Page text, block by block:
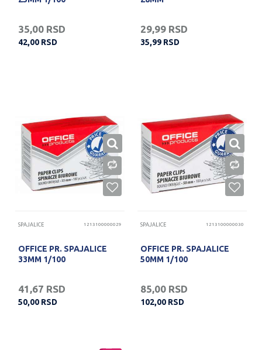
35,00 RSD
42,00 RSD
29,99 RSD
35,99 RSD
SPAJALICE 1213100000029
OFFICE PR. SPAJALICE
33MM 1/100
41,67 RSD
50,00 RSD
SPAJALICE 1213100000030
OFFICE PR. SPAJALICE
50MM 1/100
85,00 RSD
102,00 RSD